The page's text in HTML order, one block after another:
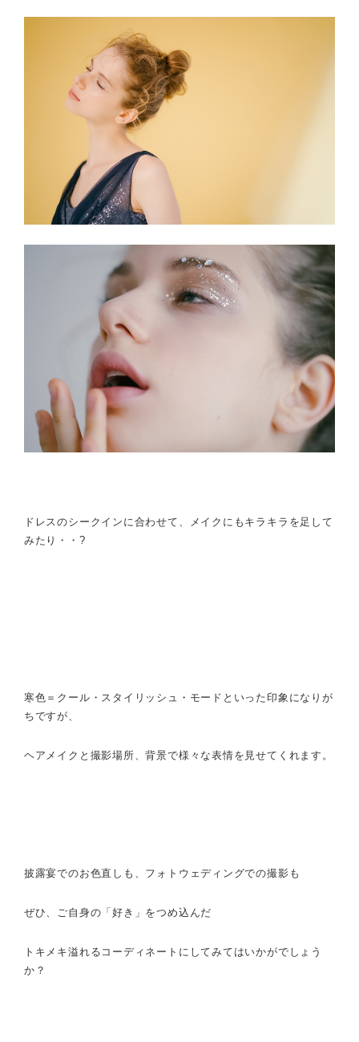
ドレスのシークインに合わせて、メイクにもキラキラを足して
みたり・・?
寒色＝クール・スタイリッシュ・モードといった印象になりが
ちですが、
ヘアメイクと撮影場所、背景で様々な表情を見せてくれます。
披露宴でのお色直しも、フォトウェディングでの撮影も
ぜひ、ご自身の「好き」をつめ込んだ
トキメキ溢れるコーディネートにしてみてはいかがでしょう
か？